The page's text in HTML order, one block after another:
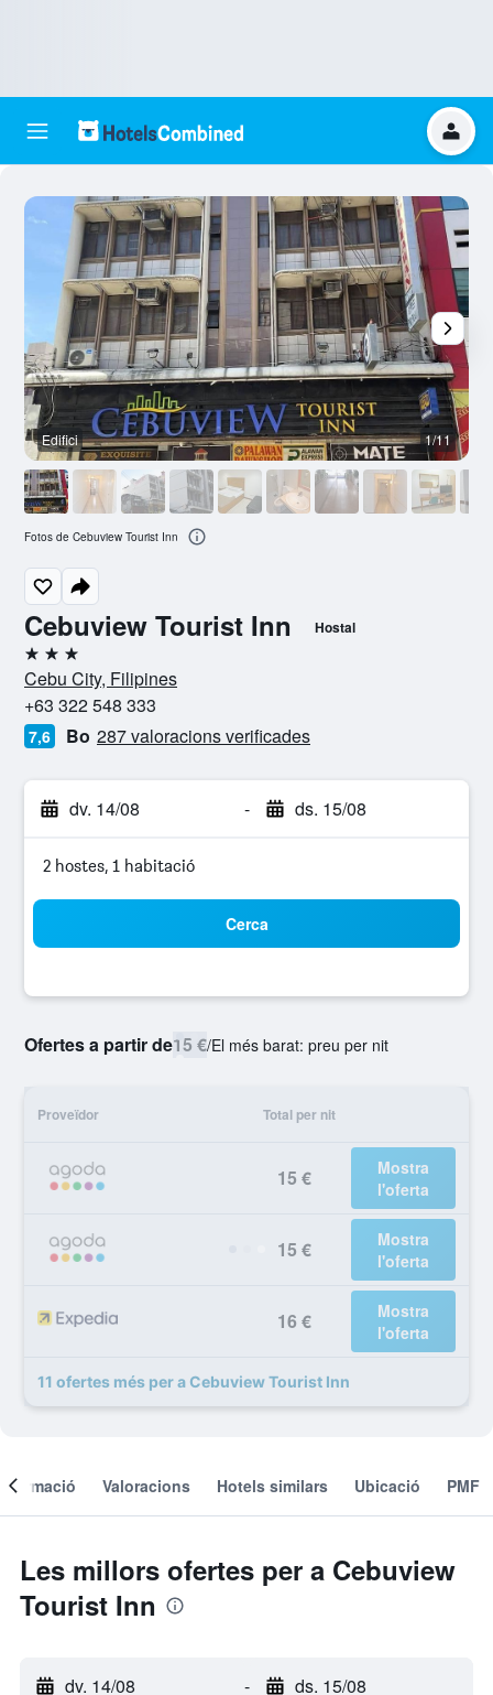
Cebuview Tourist Inn Hostal
3 estrelles
Cebu City, Filipines
+63 322 548 333
7,6 Bo 287 valoracions verificades
dv. 14/08 - ds. 15/08
2 hostes, 1 habitació
Cerca
Ofertes a partir de15 €/El més barat: preu per nit
Proveïdor Total per nit
15 €
Mostra
l'oferta
15 €
Mostra
l'oferta
16 €
Mostra
l'oferta
11 ofertes més per a Cebuview Tourist Inn
Edifici 1/11
Fotos de Cebuview Tourist Inn
Valoracions Hotels similars Ubicació PMF
Les millors ofertes per a Cebuview
Tourist Inn
dv. 14/08 - ds. 15/08